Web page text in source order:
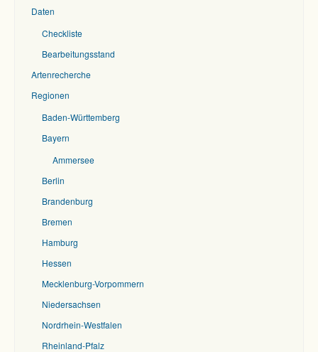
Daten
Checkliste
Bearbeitungsstand
Artenrecherche
Regionen
Baden-Württemberg
Bayern
Ammersee
Berlin
Brandenburg
Bremen
Hamburg
Hessen
Mecklenburg-Vorpommern
Niedersachsen
Nordrhein-Westfalen
Rheinland-Pfalz